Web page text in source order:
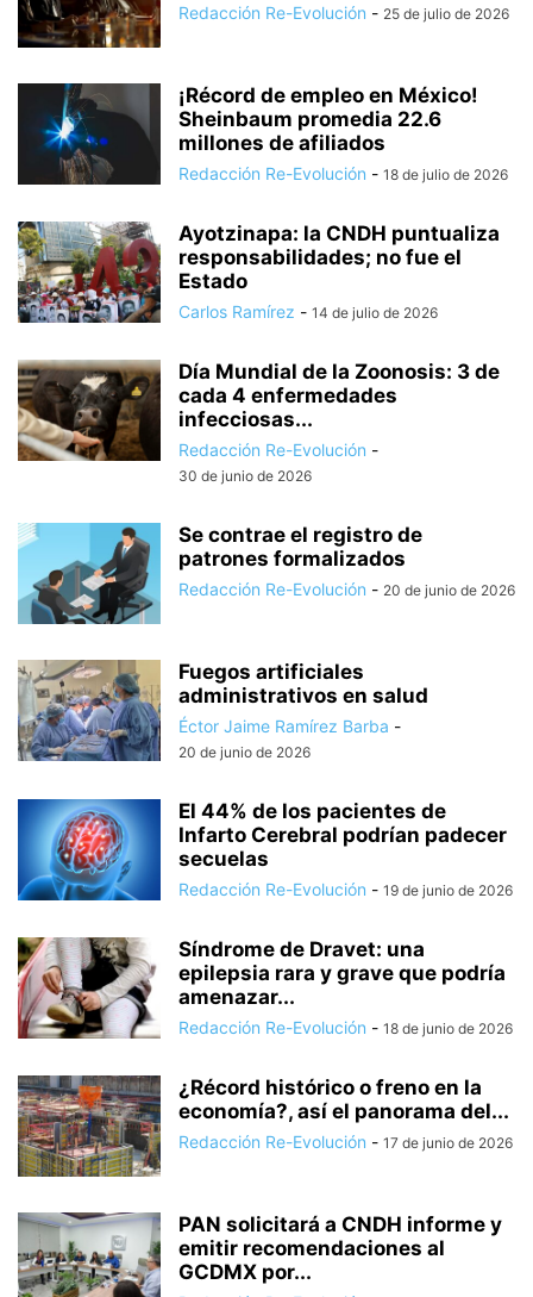
Redacción Re-Evolución - 25 de julio de 2026
¡Récord de empleo en México!
Sheinbaum promedia 22.6
millones de afiliados
Redacción Re-Evolución - 18 de julio de 2026
Ayotzinapa: la CNDH puntualiza
responsabilidades; no fue el
Estado
Carlos Ramírez - 14 de julio de 2026
Día Mundial de la Zoonosis: 3 de
cada 4 enfermedades
infecciosas...
Redacción Re-Evolución -
30 de junio de 2026
Se contrae el registro de
patrones formalizados
Redacción Re-Evolución - 20 de junio de 2026
Fuegos artificiales
administrativos en salud
Éctor Jaime Ramírez Barba -
20 de junio de 2026
El 44% de los pacientes de
Infarto Cerebral podrían padecer
secuelas
Redacción Re-Evolución - 19 de junio de 2026
Síndrome de Dravet: una
epilepsia rara y grave que podría
amenazar...
Redacción Re-Evolución - 18 de junio de 2026
¿Récord histórico o freno en la
economía?, así el panorama del...
Redacción Re-Evolución - 17 de junio de 2026
PAN solicitará a CNDH informe y
emitir recomendaciones al
GCDMX por...